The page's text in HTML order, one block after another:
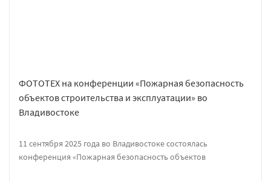
ФОТОТЕХ на конференции «Пожарная безопасность
объектов строительства и эксплуатации» во
Владивостоке
11 сентября 2025 года во Владивостоке состоялась
конференция «Пожарная безопасность объектов